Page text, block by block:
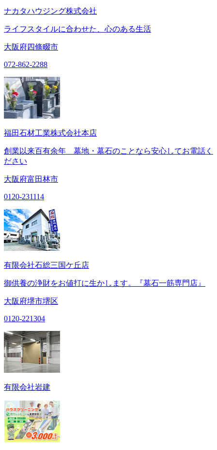
ナカタハウジング株式会社
ライフスタイルに合わせた、心のある生活
大阪府四條畷市
072-862-2288
福田石材工業株式会社本店
創業以来百有余年 墓地・墓石のことなら安心してお電話く
ださい
大阪府富田林市
0120-231114
有限会社石総三国ケ丘店
御供養の浄財をお値打に生かします。『墓石一筋専門店』
大阪府堺市堺区
0120-221304
有限会社岩建